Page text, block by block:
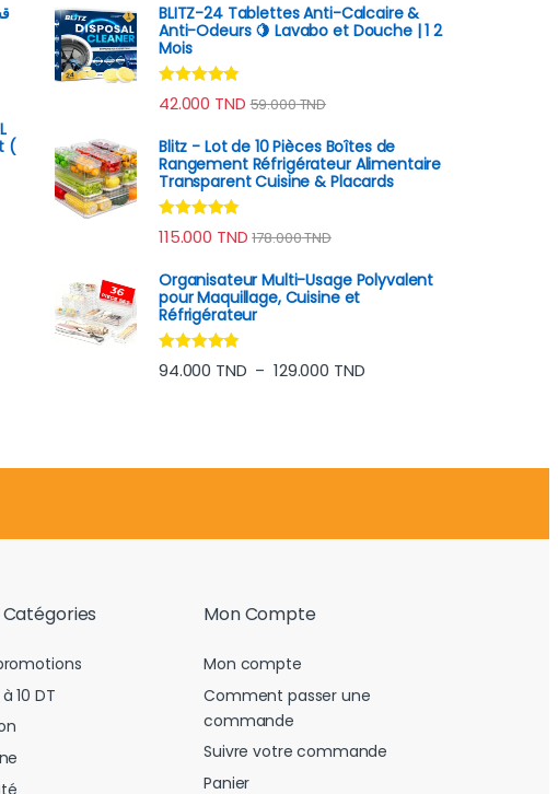
(
BLITZ-24 Tablettes Anti-Calcaire &
Anti-Odeurs 🍋 Lavabo et Douche | 1 2
Mois
Note4.70
sur 5
42.000 TND 59.000TND
Blitz - Lot de 10 Pièces Boîtes de
Rangement Réfrigérateur Alimentaire
Transparent Cuisine & Placards
Note4.70
sur 5
115.000 TND 178.000TND
Organisateur Multi-Usage Polyvalent
pour Maquillage, Cuisine et
Réfrigérateur
Note4.70
sur 5
94.000 TND – 129.000 TNDPlage de prix : 94.000
Catégories
10 DT
Mon Compte
Mon compte
Comment passer une
commande
Suivre votre commande
Panier